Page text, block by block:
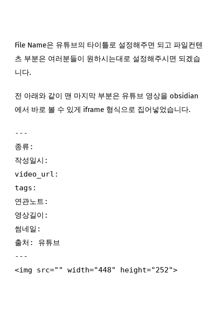
File Name은 유튜브의 타이틀로 설정해주면 되고 파일컨텐
츠 부분은 여러분들이 원하시는대로 설정해주시면 되겠습
니다.
전 아래와 같이 맨 마지막 부분은 유튜브 영상을 obsidian
에서 바로 볼 수 있게 iframe 형식으로 집어넣었습니다.
---
종류:
작성일시:
video_url:
tags:
연관노트:
영상길이:
썸네일:
출처: 유튜브
---
<img src="" width="448" height="252">